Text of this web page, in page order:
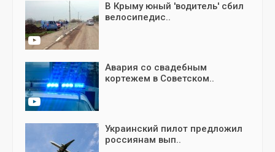
В Крыму юный 'водитель' сбил
велосипедис..
Авария со свадебным
кортежем в Советском..
Украинский пилот предложил
россиянам вып..